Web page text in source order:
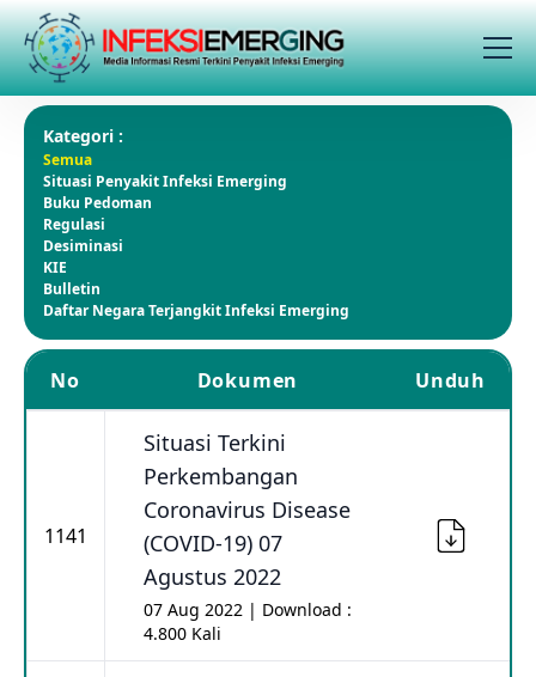
Kategori :
Semua
Situasi Penyakit Infeksi Emerging
Buku Pedoman
Regulasi
Desiminasi
KIE
Bulletin
Daftar Negara Terjangkit Infeksi Emerging
No Dokumen Unduh
1141
Situasi Terkini
Perkembangan
Coronavirus Disease
(COVID-19) 07
Agustus 2022
07 Aug 2022 | Download :
4.800 Kali